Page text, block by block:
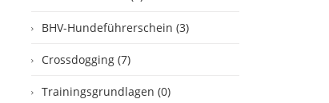
BHV-Hundeführerschein (3)
Crossdogging (7)
Trainingsgrundlagen (0)